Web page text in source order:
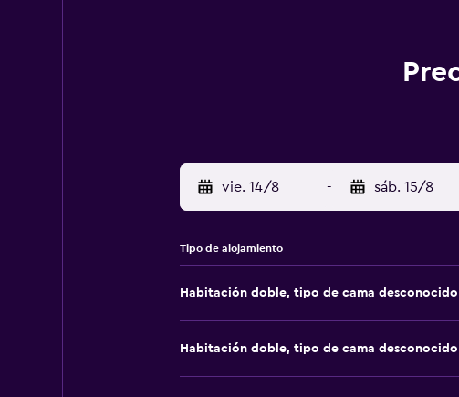
vie. 14/8 - sáb. 15/8
Tipo de alojamiento
Habitación doble, tipo de cama desconocido
Habitación doble, tipo de cama desconocido